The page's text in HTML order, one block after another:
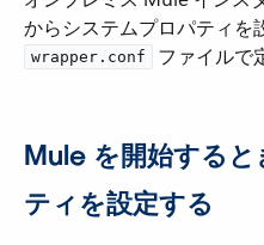
からシステムプロパティを
wrapper.conf ファイルで
Mule を開始する
ティを設定する